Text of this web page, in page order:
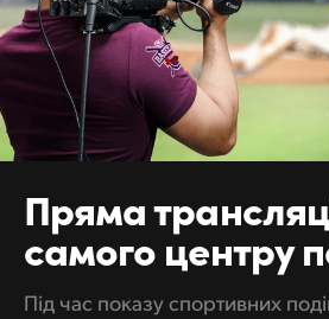
South Africa
Spain
Sweden
Turkey
Пряма
самого центру
Під час показу спортивних